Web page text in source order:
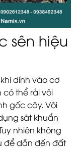
sên hiệu
dính vào cơ
có thể rải vôi
gốc cây. Vôi
sát khuẩn
nhiên không
để dẫn đến đất